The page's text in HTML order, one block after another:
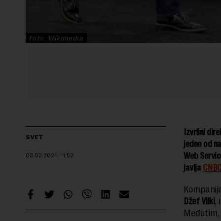
Foto: Wikimedia
SVET
03.02.2021. 11:52
Izvršni
jedne od
Web
javlja
Džef Vilki,